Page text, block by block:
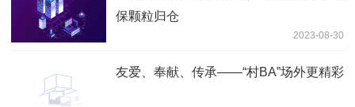
保颗粒归仓
2023-08-30
友爱、奉献、传承——“村BA”场外更精彩